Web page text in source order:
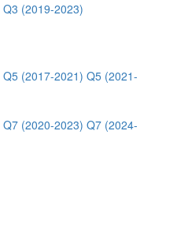
Q3 (2019-2023)
Q5 (2017-2021) Q5 (2021-
Q7 (2020-2023) Q7 (2024-